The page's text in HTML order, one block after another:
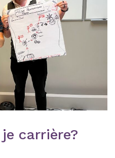
carrière?